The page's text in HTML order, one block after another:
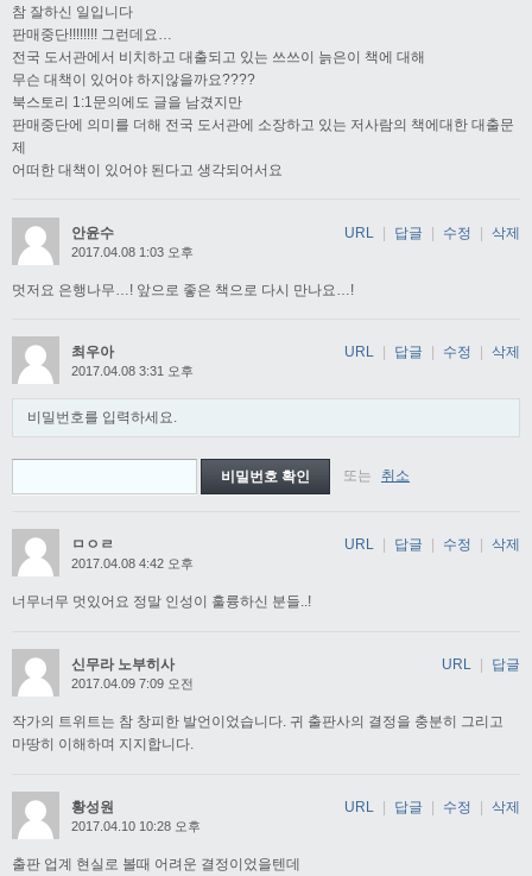
참 잘하신 일입니다
판매중단!!!!!!!! 그런데요…
전국 도서관에서 비치하고 대출되고 있는 쓰쓰이 늙은이 책에 대해
무슨 대책이 있어야 하지않을까요????
북스토리 1:1문의에도 글을 남겼지만
판매중단에 의미를 더해 전국 도서관에 소장하고 있는 저사람의 책에대한 대출문
제
어떠한 대책이 있어야 된다고 생각되어서요
안윤수
2017.04.08 1:03 오후
멋저요 은행나무…! 앞으로 좋은 책으로 다시 만나요…!
URL | 답글 | 수정 | 삭제
최우아
2017.04.08 3:31 오후
비밀번호를 입력하세요.
또는 취소
URL 답글 수정 삭제
ㅁㅇㄹ
2017.04.08 4:42 오후
너무너무 멋있어요 정말 인성이 훌륭하신 분들..!
URL 답글 수정 삭제
신무라 노부히사
2017.04.09 7:09 오전
작가의 트위트는 참 창피한 발언이었습니다. 귀 출판사의 결정을 충분히 그리고
마땅히 이해하며 지지합니다.
URL 답글
황성원
2017.04.10 10:28 오후
출판 업계 현실로 볼때 어려운 결정이었을텐데
URL 답글 수정 삭제